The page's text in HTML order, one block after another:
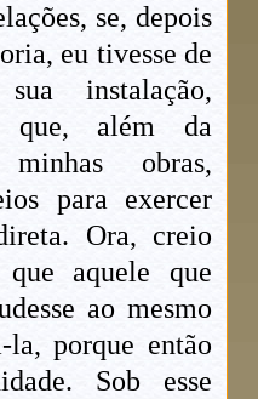
se, depois
eu tivesse de
instalação,
que, além da
obras,
para exercer
Ora, creio
aquele que
ao mesmo
la, porque então
Sob esse